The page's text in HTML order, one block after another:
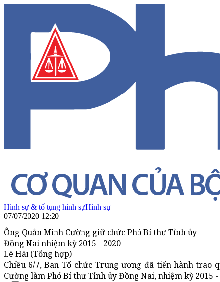
Hình sự & tố tụng hình sựHình sự
07/07/2020 12:20
Ông Quản Minh Cường giữ chức Phó Bí thư Tỉnh ủy
Đồng Nai nhiệm kỳ 2015 - 2020
Lê Hải (Tổng hợp)
Chiều 6/7, Ban Tổ chức Trung ương đã tiến hành trao
Cường làm Phó Bí thư Tỉnh ủy Đồng Nai, nhiệm kỳ 2015 -